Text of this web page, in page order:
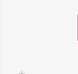
Brow Definer er
receptur er